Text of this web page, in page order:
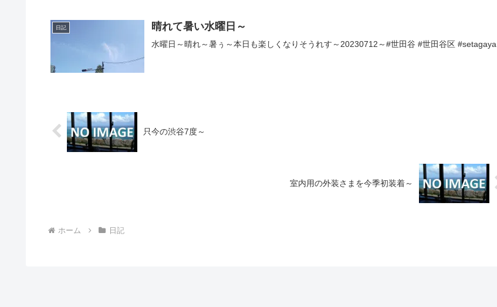
日記 晴れて暑い水曜日～
水曜日～晴れ～暑ぅ～本日も楽しくなりそうれす～20230712～#世田谷 #世田谷区 #setagaya
只今の渋谷7度～
室内用の外装さまを今季初装着～
ホーム 日記